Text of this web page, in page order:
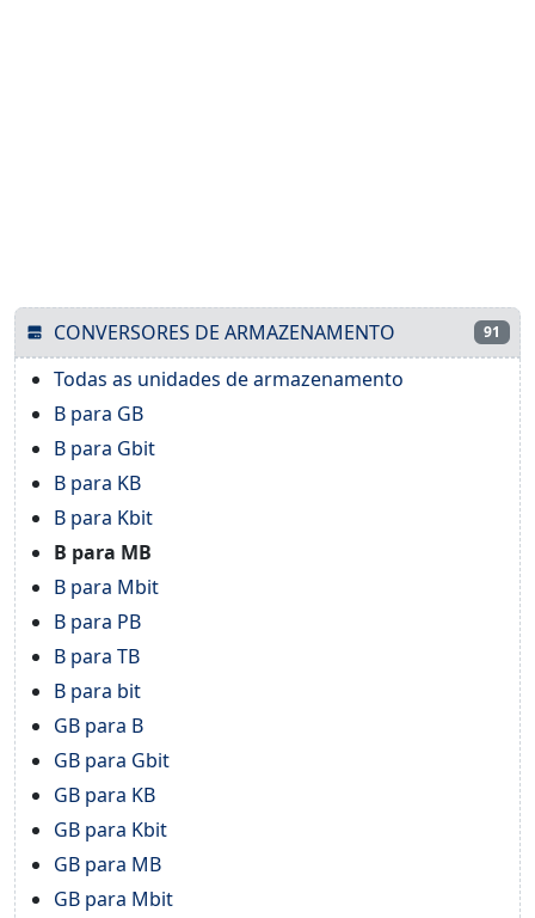
CONVERSORES DE ARMAZENAMENTO 91
Todas as unidades de armazenamento
B para GB
B para Gbit
B para KB
B para Kbit
B para MB
B para Mbit
B para PB
B para TB
B para bit
GB para B
GB para Gbit
GB para KB
GB para Kbit
GB para MB
GB para Mbit